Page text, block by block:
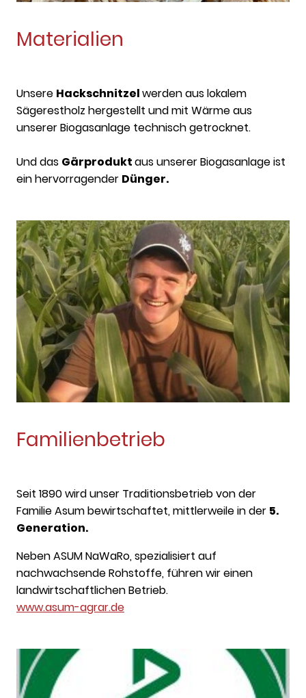
Materialien
Unsere Hackschnitzelwerden aus lokalem
Sägerestholz hergestellt und mit Wärme aus
unserer Biogasanlage technisch getrocknet.
Und das Gärproduktaus unserer Biogasanlage ist
ein hervorragender Dünger.
Familienbetrieb
Seit 1890 wird unser Traditionsbetrieb von der
Familie Asum bewirtschaftet, mittlerweile in der 5.
Generation.
Neben ASUM NaWaRo, spezialisiert auf
nachwachsende Rohstoffe, führen wir einen
landwirtschaftlichen Betrieb.
www.asum-agrar.de